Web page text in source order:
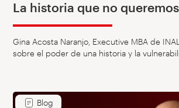
La historia que no
Gina Acosta Naranjo, Executive MBA de
sobre el poder de una historia y la
Blog